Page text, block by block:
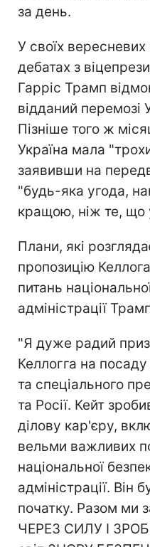
за день.
У своїх
дебатах з
Гарріс Трамп
відданий перемозі
Пізніше того ж
Україна мала
заявивши на
"будь-яка угода,
кращою, ніж те, що
Плани, які
пропозицію
питань
адміністрації
"Я дуже радий
Келлогга на
та спеціального
та Росії. Кейт
ділову кар'єру,
вельми важливих
національної
адміністрації. Він
початку. Разом ми
ЧЕРЕЗ СИЛУ І